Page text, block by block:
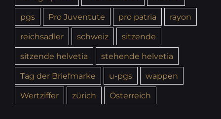
pgs
Pro Juventute pro patria
rayon
reichsadler
schweiz
sitzende
sitzende helvetia
stehende helvetia
Tag der Briefmarke
u-pgs
wappen
Wertziffer
zürich Österreich